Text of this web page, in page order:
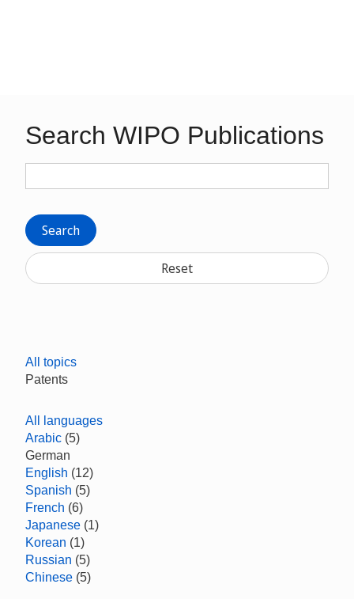
Search WIPO Publications
Search
Reset
All topics
Patents
All languages
Arabic (5)
German
English (12)
Spanish (5)
French (6)
Japanese (1)
Korean (1)
Russian (5)
Chinese (5)